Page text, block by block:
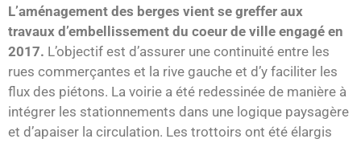
L’aménagement des berges vient se greffer aux
travaux d’embellissement du coeur de ville engagé en
2017. L’objectif est d’assurer une continuité entre les
rues commerçantes et la rive gauche et d’y faciliter les
flux des piétons. La voirie a été redessinée de manière à
intégrer les stationnements dans une logique paysagère
et d’apaiser la circulation. Les trottoirs ont été élargis